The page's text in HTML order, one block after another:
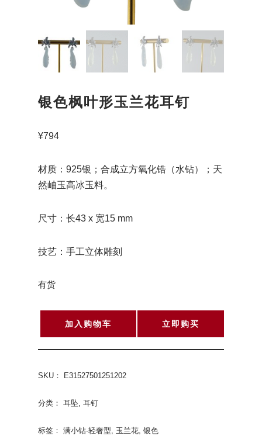
银色枫叶形玉兰花耳钉
¥794
材质：925银；合成立方氧化锆（水钻）；天
然岫玉高冰玉料。
尺寸：长43 x 宽15 mm
技艺：手工立体雕刻
有货
加入购物车 立即购买
SKU： E31527501251202
分类： 耳坠, 耳钉
标签： 满小钻-轻奢型, 玉兰花, 银色